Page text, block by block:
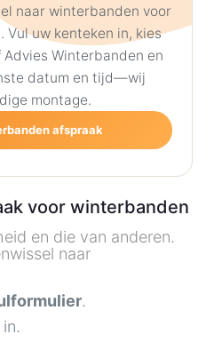
naar winterbanden voor
Vul uw kenteken in, kies
Advies Winterbanden en
datum en tijd—wij
montage.
afspraak
voor winterbanden
en die van anderen.
naar
.